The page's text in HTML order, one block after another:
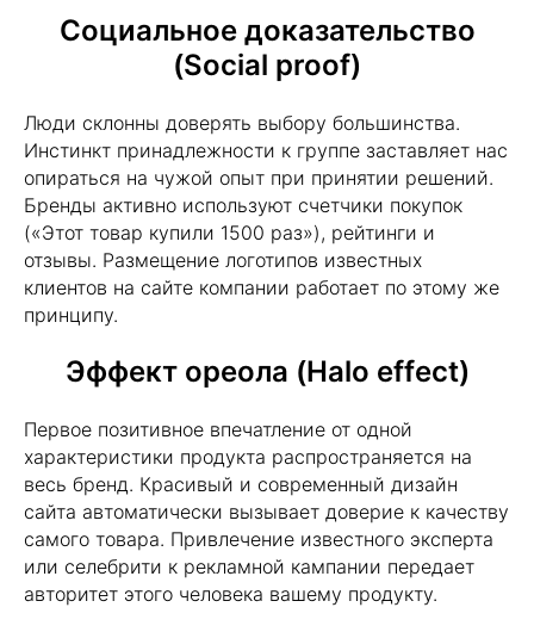
Социальное доказательство
(Social proof)
Люди склонны доверять выбору большинства.
Инстинкт принадлежности к группе заставляет нас
опираться на чужой опыт при принятии решений.
Бренды активно используют счетчики покупок
(«Этот товар купили 1500 раз»), рейтинги и
отзывы. Размещение логотипов известных
клиентов на сайте компании работает по этому же
принципу.
Эффект ореола (Halo effect)
Первое позитивное впечатление от одной
характеристики продукта распространяется на
весь бренд. Красивый и современный дизайн
сайта автоматически вызывает доверие к качеству
самого товара. Привлечение известного эксперта
или селебрити к рекламной кампании передает
авторитет этого человека вашему продукту.